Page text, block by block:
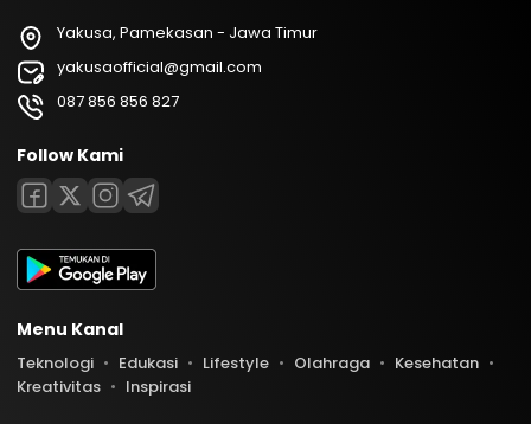
Yakusa, Pamekasan - Jawa Timur
yakusaofficial@gmail.com
087 856 856 827
Follow Kami
Menu Kanal
Teknologi Edukasi Lifestyle Olahraga
Kesehatan
Kreativitas
Inspirasi